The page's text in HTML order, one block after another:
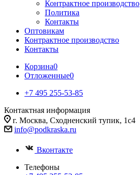
Контрактное производство
Политика
Контакты
Оптовикам
Контрактное производство
Контакты
Корзина0
Отложенные0
+7 495 255-53-85
Контактная информация
г. Москва, Сходненский тупик, 1с4
info@podkraska.ru
Вконтакте
Телефоны